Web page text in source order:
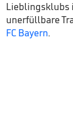
Lieblingsklubs
unerfüllbare
FC Bayern.